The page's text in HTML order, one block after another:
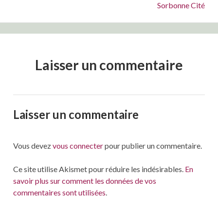
Sorbonne Cité
Laisser un commentaire
Laisser un commentaire
Vous devezvous connecterpour publier un commentaire.
Ce site utilise Akismet pour réduire les indésirables. En
savoir plus sur comment les données de vos
commentaires sont utilisées.